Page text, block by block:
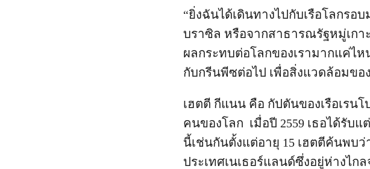
“ยิ่งฉันได้เดินทางไปกับเรือโลกรอ
บราซิล หรือจากสาธารณรัฐหมู่เกา
ผลกระทบต่อโลกของเรามากแค่ไ
กับกรีนพีซต่อไป เพื่อสิ่งแวดล้อมของ
เฮตตี กีแนน คือ กัปตันของเรือเรน
คนของโลก เมื่อปี 2559 เธอได้รับ
นี้เช่นกันตั้งแต่อายุ 15 เฮตตีค้นพบว่
ประเทศเนเธอร์แลนด์ซึ่งอยู่ห่างไ